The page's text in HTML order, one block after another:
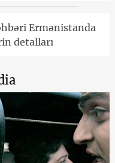
Ermənistanda
detalları